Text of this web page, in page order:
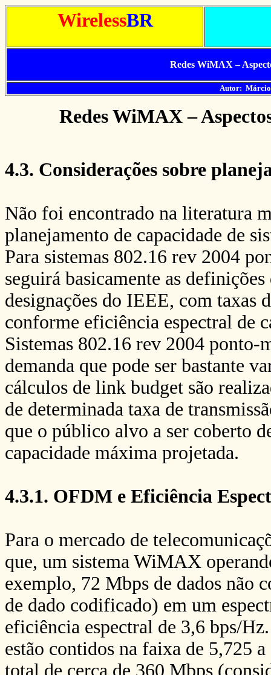
WirelessBR
Redes WiMAX –
Autor: Márcio
Redes WiMAX –
4.3. Considerações sobre
Não foi encontrado na literatura
planejamento de capacidade de
Para sistemas 802.16 rev 2004
seguirá basicamente as
designações do IEEE, com taxas
conforme eficiência espectral de
Sistemas 802.16 rev 2004 ponto-
demanda que pode ser bastante
cálculos de link budget são
de determinada taxa de
que o público alvo a ser coberto
capacidade máxima projetada.
4.3.1. OFDM e Eficiência
Para o mercado de
que, um sistema WiMAX
exemplo, 72 Mbps de dados não
de dado codificado) em um
eficiência espectral de 3,6 bps/
estão contidos na faixa de 5,725
total de cerca de 360 Mbps